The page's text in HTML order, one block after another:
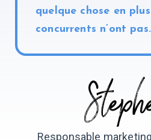
quelque chose en
concurrents n’ont pas.
Responsable marketing